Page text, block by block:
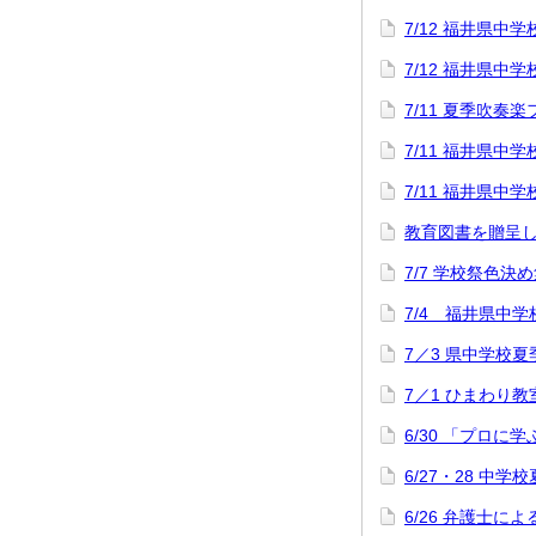
7/12 福井県中学
7/12 福井県中学
7/11 夏季吹奏楽
7/11 福井県中学
7/11 福井県中学
教育図書を贈呈
7/7 学校祭色決
7/4 福井県中学
7／3 県中学校
7／1 ひまわり教
6/30 「プロに学
6/27・28 中学校
6/26 弁護士によ